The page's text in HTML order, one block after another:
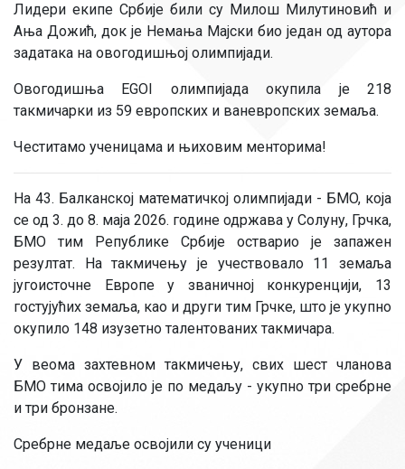
Лидери екипе Србије били су Милош Милутиновић и
Ања Дожић, док је Немања Мајски био један од аутора
задатака на овогодишњој олимпијади.
Овогодишња EGOI олимпијада окупила је 218
такмичарки из 59 европских и ваневропских земаља.
Честитамо ученицама и њиховим менторима!
На 43. Балканској математичкој олимпијади - БMO, која
се од 3. до 8. маја 2026. године одржава у Солуну, Грчка,
БМО тим Републике Србије остварио је запажен
резултат. На такмичењу је учествовало 11 земаља
југоисточне Европе у званичној конкуренцији, 13
гостујућих земаља, као и други тим Грчке, што је укупно
окупило 148 изузетно талентованих такмичара.
У веома захтевном такмичењу, свих шест чланова
БМО тима освојило је по медаљу - укупно три сребрне
и три бронзане.
Сребрне медаље освојили су ученици